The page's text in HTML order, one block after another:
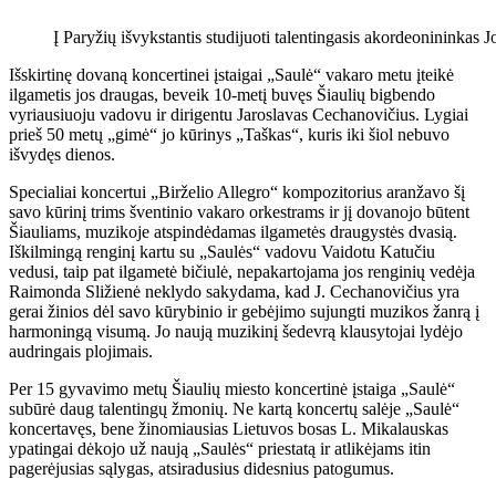
Į Paryžių išvykstantis studijuoti talentingasis akordeonininkas
Išskirtinę dovaną koncertinei įstaigai „Saulė“ vakaro metu įteikė
ilgametis jos draugas, beveik 10-metį buvęs Šiaulių bigbendo
vyriausiuoju vadovu ir dirigentu Jaroslavas Cechanovičius. Lygiai
prieš 50 metų „gimė“ jo kūrinys „Taškas“, kuris iki šiol nebuvo
išvydęs dienos.
Specialiai koncertui „Birželio Allegro“ kompozitorius aranžavo šį
savo kūrinį trims šventinio vakaro orkestrams ir jį dovanojo būtent
Šiauliams, muzikoje atspindėdamas ilgametės draugystės dvasią.
Iškilmingą renginį kartu su „Saulės“ vadovu Vaidotu Katučiu
vedusi, taip pat ilgametė bičiulė, nepakartojama jos renginių vedėja
Raimonda Sližienė neklydo sakydama, kad J. Cechanovičius yra
gerai žinios dėl savo kūrybinio ir gebėjimo sujungti muzikos žanrą į
harmoningą visumą. Jo naują muzikinį šedevrą klausytojai lydėjo
audringais plojimais.
Per 15 gyvavimo metų Šiaulių miesto koncertinė įstaiga „Saulė“
subūrė daug talentingų žmonių. Ne kartą koncertų salėje „Saulė“
koncertavęs, bene žinomiausias Lietuvos bosas L. Mikalauskas
ypatingai dėkojo už naują „Saulės“ priestatą ir atlikėjams itin
pagerėjusias sąlygas, atsiradusius didesnius patogumus.